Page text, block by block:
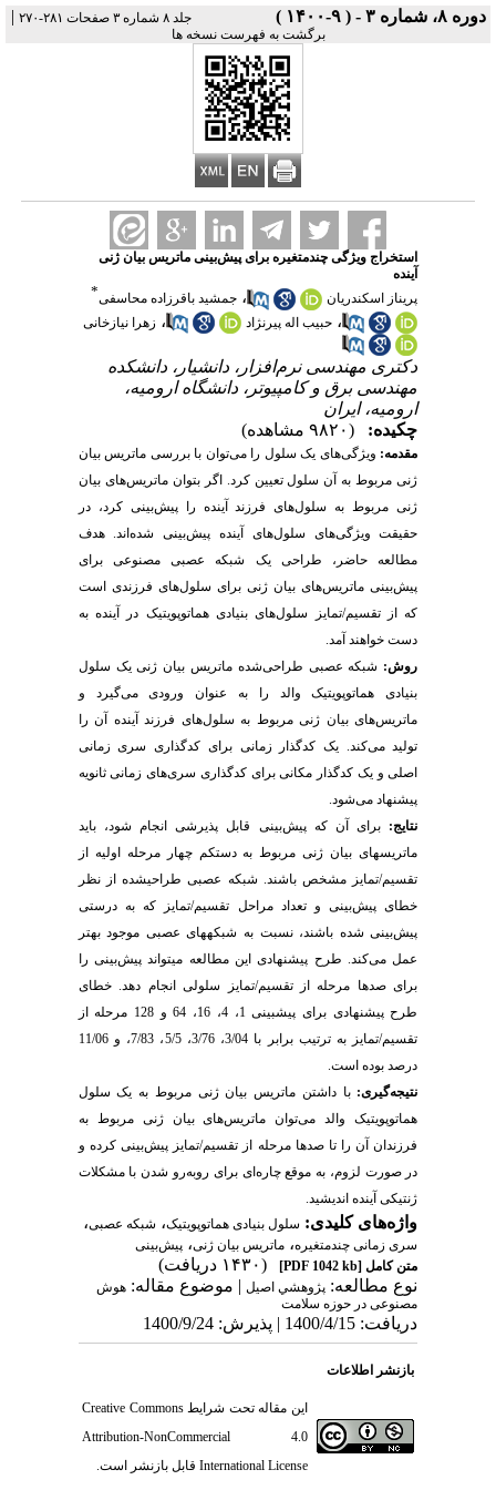
دوره ۸، شماره ۳ - ( ۹-۱۴۰۰ ) جلد ۸ شماره ۳ صفحات ۲۸۱-۲۷۰ |
برگشت به فهرست نسخه ها
استخراج ویژگی چندمتغیره برای پیش‌بینی ماتریس بیان ژنی
آینده
پریناز اسکندریان
، جمشید باقرزاده محاسفی*
، حبیب اله پیرنژاد ، زهرا نیازخانی
دکتری مهندسی نرم‌افزار، دانشیار، دانشکده
مهندسی برق و کامپیوتر، دانشگاه ارومیه،
ارومیه، ایران
چکیده:
(۹۸۲۰ مشاهده)
مقدمه: ویژگی‌های یک سلول را می‌توان با بررسی ماتریس بیان
ژنی مربوط به آن سلول تعیین کرد. اگر بتوان ماتریس‌های بیان
ژنی مربوط به سلول‌های فرزند آینده را پیش‌بینی کرد، در
حقیقت ویژگی‌های سلول‌های آینده پیش‌بینی شده‌اند. هدف
مطالعه حاضر، طراحی یک شبکه عصبی مصنوعی برای
پیش‌بینی ماتریس‌های بیان ژنی برای سلول‌های فرزندی است
که از تقسیم/تمایز سلول‌های بنیادی هماتوپویتیک در آینده به
دست خواهند آمد.
روش: شبکه عصبی طراحی‌‌شده ماتریس بیان ژنی یک سلول
بنیادی هماتوپویتیک والد را به عنوان ورودی می‌گیرد و
ماتریس‌های بیان ژنی مربوط به سلول‌های فرزند آینده آن را
تولید می‌کند. یک کدگذار زمانی برای کدگذاری سری زمانی
اصلی و یک کدگذار مکانی برای کدگذاری سری‌های زمانی ثانویه
پیشنهاد می‌شود.
نتایج: برای آن که پیش‌بینی قابل پذیرشی انجام شود، باید
ماتریس­های بیان ژنی مربوط به دست­کم چهار مرحله اولیه از
تقسیم/تمایز مشخص باشند. شبکه عصبی طراحی­شده از نظر
خطای پیش‌بینی و تعداد مراحل تقسیم/تمایز که به درستی
پیش‌بینی شده باشند، نسبت به شبکه­های عصبی موجود بهتر
عمل می‌کند. طرح پیشنهادی این مطالعه می­تواند پیش‌بینی را
برای صدها مرحله از تقسیم/تمایز سلولی انجام دهد. خطای
طرح پیشنهادی برای پیش­بینی 1، 4، 16، 64 و 128 مرحله از
تقسیم/تمایز به ترتیب برابر با 3/04، 3/76، 5/5، 7/83، و 11/06
درصد بوده است.
نتیجه‌گیری: با داشتن ماتریس بیان ژنی مربوط به یک سلول
هما‌توپویتیک والد می‌توان ماتریس‌های بیان ژنی مربوط به
فرزندان آن را تا صدها مرحله از تقسیم/تمایز پیش‌بینی کرده و
در صورت لزوم، به موقع چاره‌ای برای روبه‌رو شدن با مشکلات
ژنتیکی آینده اندیشید.
واژه‌های کلیدی: سلول بنیادی هماتوپویتیک، شبکه عصبی،
سری زمانی چندمتغیره، ماتریس بیان ژنی، پیش‌بینی
متن کامل[PDF 1042 kb]
(۱۴۳۰ دریافت)
نوع مطالعه: پژوهشي اصیل | موضوع مقاله: هوش
مصنوعی در حوزه سلامت
دریافت: 1400/4/15 | پذیرش: 1400/9/24
بازنشر اطلاعات
این مقاله تحت شرایطCreative Commons
Attribution-NonCommercial 4.0
International License قابل بازنشر است.